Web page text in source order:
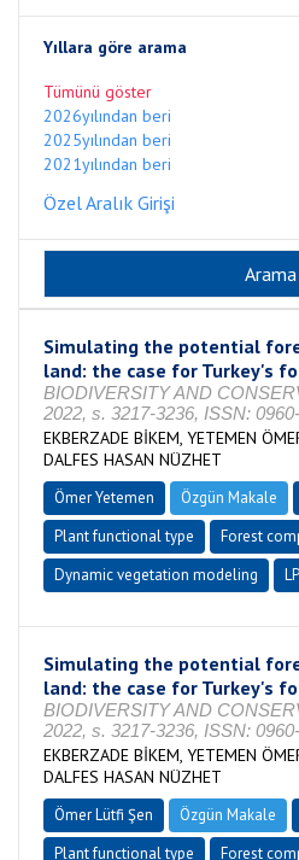
Yıllara göre arama
Tümünü göster
2026yılından beri
2025yılından beri
2021yılından beri
Özel Aralık Girişi
Simulating the potential
land: the case for Turkey's
BIODIVERSITY AND
2022, s. 3217-3236, ISSN:
EKBERZADE BİKEM, YETEMEN
DALFES HASAN NÜZHET
Ömer Yetemen Özgün Makale
Plant functional type
Forest
Dynamic vegetation modeling
Simulating the potential
land: the case for Turkey's
BIODIVERSITY AND
2022, s. 3217-3236, ISSN:
EKBERZADE BİKEM, YETEMEN
DALFES HASAN NÜZHET
Ömer Lütfi Şen Özgün Makale
Plant functional type
Forest